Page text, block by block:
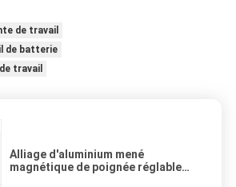
de travail
de batterie
travail
Alliage d'aluminium mené
magnétique de poignée réglable